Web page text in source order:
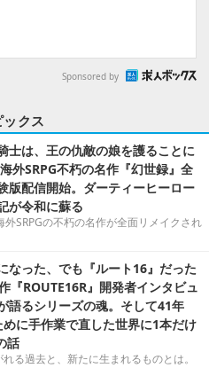
Sponsored by
ックス
士は、王の仇敵の娘を護ることに
外SRPG不朽の名作『幻世録』全
版配信開始。ダーティーヒーロー
が令和に蘇る
SRPGの不朽の名作が全面リメイクされ
なった、でも『ルート16』だった
『ROUTE16R』開発者インタビュ
語るシリーズの魂。そして41年
に手作業で直した世界に1本だけ
話
る過去と、新たに生まれるものとは。